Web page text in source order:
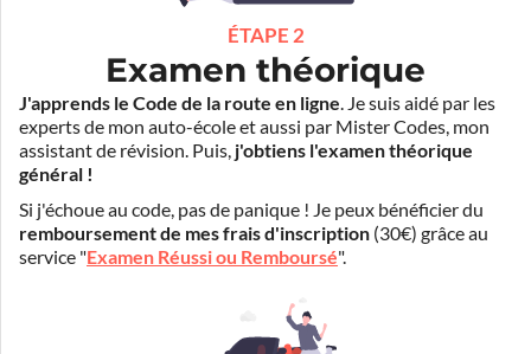
ÉTAPE 2
Examen théorique
J'apprends le Code de la route en ligne. Je suis aidé par les
experts de mon auto-école et aussi par Mister Codes, mon
assistant de révision. Puis, j'obtiens l'examen théorique
général !
Si j'échoue au code, pas de panique ! Je peux bénéficier du
remboursement de mes frais d'inscription (30€) grâce au
service "Examen Réussi ou Remboursé".